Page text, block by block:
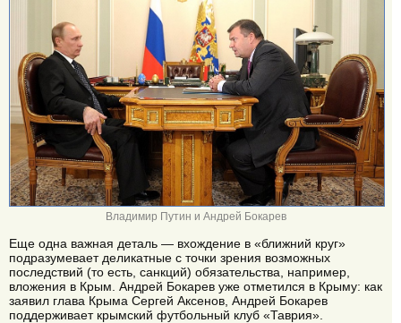
Владимир Путин и Андрей Бокарев
Еще одна важная деталь — вхождение в «ближний круг»
подразумевает деликатные с точки зрения возможных
последствий (то есть, санкций) обязательства, например,
вложения в Крым. Андрей Бокарев уже отметился в Крыму: как
заявил глава Крыма Сергей Аксенов, Андрей Бокарев
поддерживает крымский футбольный клуб «Таврия».